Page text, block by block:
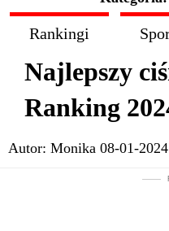
Rankingi
Najlepszy
Ranking
Autor: Monika 08-01-2024